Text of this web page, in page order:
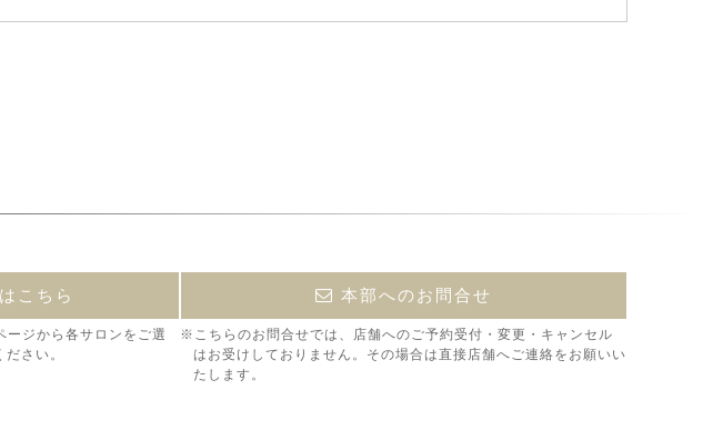
こちら
ジから各サロンをご選
さい。
本部へのお問合せ
※こちらのお問合せでは、店舗へのご予約受付・変更・キャンセル
はお受けしておりません。その場合は直接店舗へご連絡をお願いい
たします。